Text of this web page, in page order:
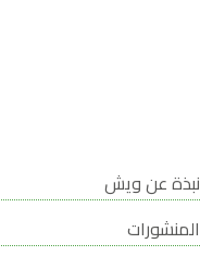
نبذة عن ويش
المنشورات